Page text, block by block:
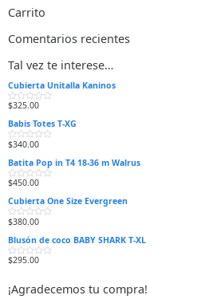
Carrito
Comentarios recientes
Tal vez te interese…
Cubierta Unitalla Kaninos
V
l
o
r
a
o
e
n
0
e
5
$325.00
Babis Totes T-XG
V
l
o
r
a
o
e
n
0
e
5
$340.00
Batita Pop in T4 18-36 m Walrus
V
l
o
r
a
o
e
n
0
5
$450.00
Cubierta One Size Evergreen
V
l
o
r
a
e
n
$380.00
Blusón de coco BABY SHARK T-XL
V
o
r
$295.00
¡Agradecemos tu compra!